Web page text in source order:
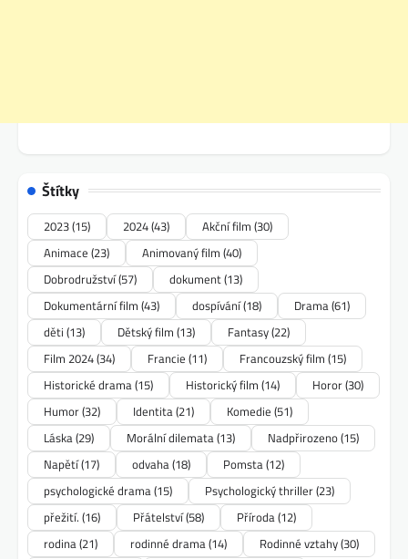
Štítky
2023(15) 2024(43) Akční film (30)
Animace (23) Animovaný film (40)
Dobrodružství(57) dokument(13)
Dokumentární film (43) dospívání(18) Drama(61)
děti (13) Dětský film (13) Fantasy(22)
Film 2024(34) Francie (11) Francouzský film (15)
Historické drama(15) Historický film (14) Horor(30)
Humor(32) Identita(21) Komedie (51)
Láska(29) Morální dilemata(13) Nadpřirozeno(15)
Napětí(17) odvaha(18) Pomsta(12)
psychologické drama(15) Psychologický thriller(23)
přežití. (16) Přátelství(58) Příroda(12)
rodina(21) rodinné drama(14) Rodinné vztahy(30)